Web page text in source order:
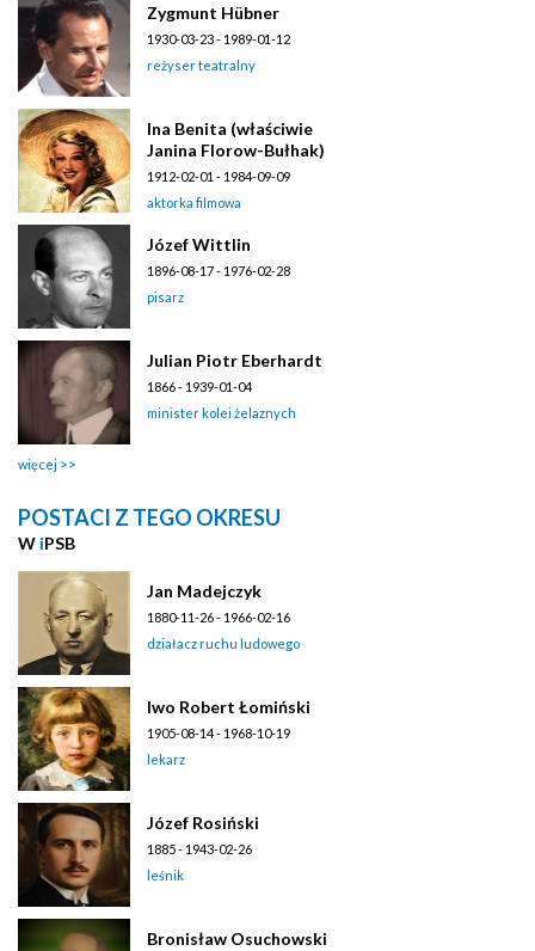
Zygmunt Hübner
1930-03-23 - 1989-01-12
reżyser teatralny
Ina Benita (właściwie
Janina Florow-Bułhak)
1912-02-01 - 1984-09-09
aktorka filmowa
Józef Wittlin
1896-08-17 - 1976-02-28
pisarz
Julian Piotr Eberhardt
1866 - 1939-01-04
minister kolei żelaznych
więcej
POSTACI Z TEGO OKRESU
W iPSB
Jan Madejczyk
1880-11-26 - 1966-02-16
działacz ruchu ludowego
Iwo Robert Łomiński
1905-08-14 - 1968-10-19
lekarz
Józef Rosiński
1885 - 1943-02-26
leśnik
Bronisław Osuchowski